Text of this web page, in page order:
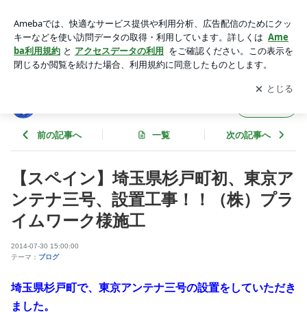
事！！（株）プライムワーク様施工 | 東京スカイツリーファン
クラブブログ
アプリをダウンロードして ブログの更新通知
を受け取りまし
ょう。
開く
前の記事へ 一覧 次の記事へ
【スペイン】埼玉県杉戸町初、東京ア
ンテナ三号、設置工事！！（株）プラ
イムワーク様施工
2014-07-30 15:00:00
テーマ： ブログ
埼玉県杉戸町で、東京アンテナ三号の設置をしていただき
ました。